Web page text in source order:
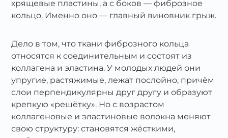
хрящевые пластины, а с боков — фиброзное
кольцо. Именно оно — главный виновник грыж.
Дело в том, что ткани фиброзного кольца
относятся к соединительным и состоят из
коллагена и эластина. У молодых людей они
упругие, растяжимые, лежат послойно, причём
слои перпендикулярны друг другу и образуют
крепкую «решётку». Но с возрастом
коллагеновые и эластиновые волокна меняют
свою структуру: становятся жёсткими,